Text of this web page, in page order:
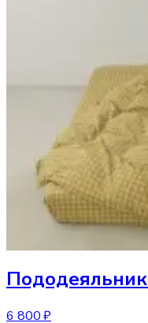
Пододеяльник
6 800 ₽